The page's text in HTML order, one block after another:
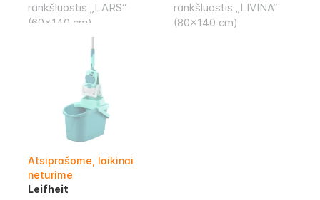
rankšluostis „LARS“
(60x140 cm)
rankšluostis „LIVINA“
(80x140 cm)
Atsiprašome, laikinai
neturime
Leifheit